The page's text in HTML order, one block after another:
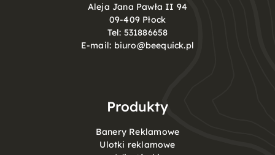
Aleja Jana Pawła II 94
09-409 Płock
Tel: 531886658
E-mail: biuro@beequick.pl
Produkty
Banery Reklamowe
Ulotki reklamowe